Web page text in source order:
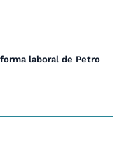
laboral de Petro